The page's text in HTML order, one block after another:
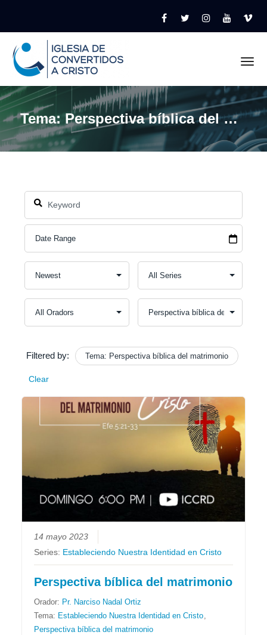
Tema: Perspectiva bíblica del matrimonio
Filtered by: Tema: Perspectiva bíblica del matrimonio
Clear
14 mayo 2023
Series: Estableciendo Nuestra Identidad en Cristo
Perspectiva bíblica del matrimonio
Orador: Pr. Narciso Nadal Ortiz
Tema: Estableciendo Nuestra Identidad en Cristo,
Perspectiva bíblica del matrimonio